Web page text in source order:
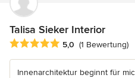
Talisa Sieker Interior
Durchschnittliche Bewertung:
5,0 (1 Bewertung)
Innenarchitektur beginnt für